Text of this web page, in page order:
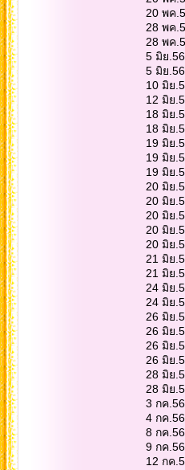
20 พค
28 พค
28 พค
5 มิย
5 มิย
10 มิย
12 มิย
18 มิย
18 มิย
19 มิย
19 มิย
19 มิย
20 มิย
20 มิย
20 มิย
20 มิย
20 มิย
21 มิย
21 มิย
24 มิย
24 มิย
26 มิย
26 มิย
26 มิย
26 มิย
28 มิย
28 มิย
3 กค
4 กค
8 กค
9 กค
12 กค